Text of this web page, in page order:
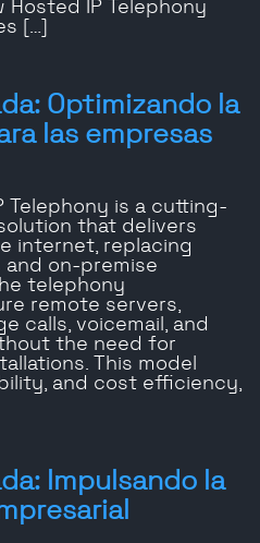
Hosted IP Telephony
[…]
Optimizando la
las empresas
Telephony is a cutting-
that delivers
internet, replacing
on-premise
telephony
remote servers,
calls, voicemail, and
the need for
This model
and cost efficiency,
Impulsando la